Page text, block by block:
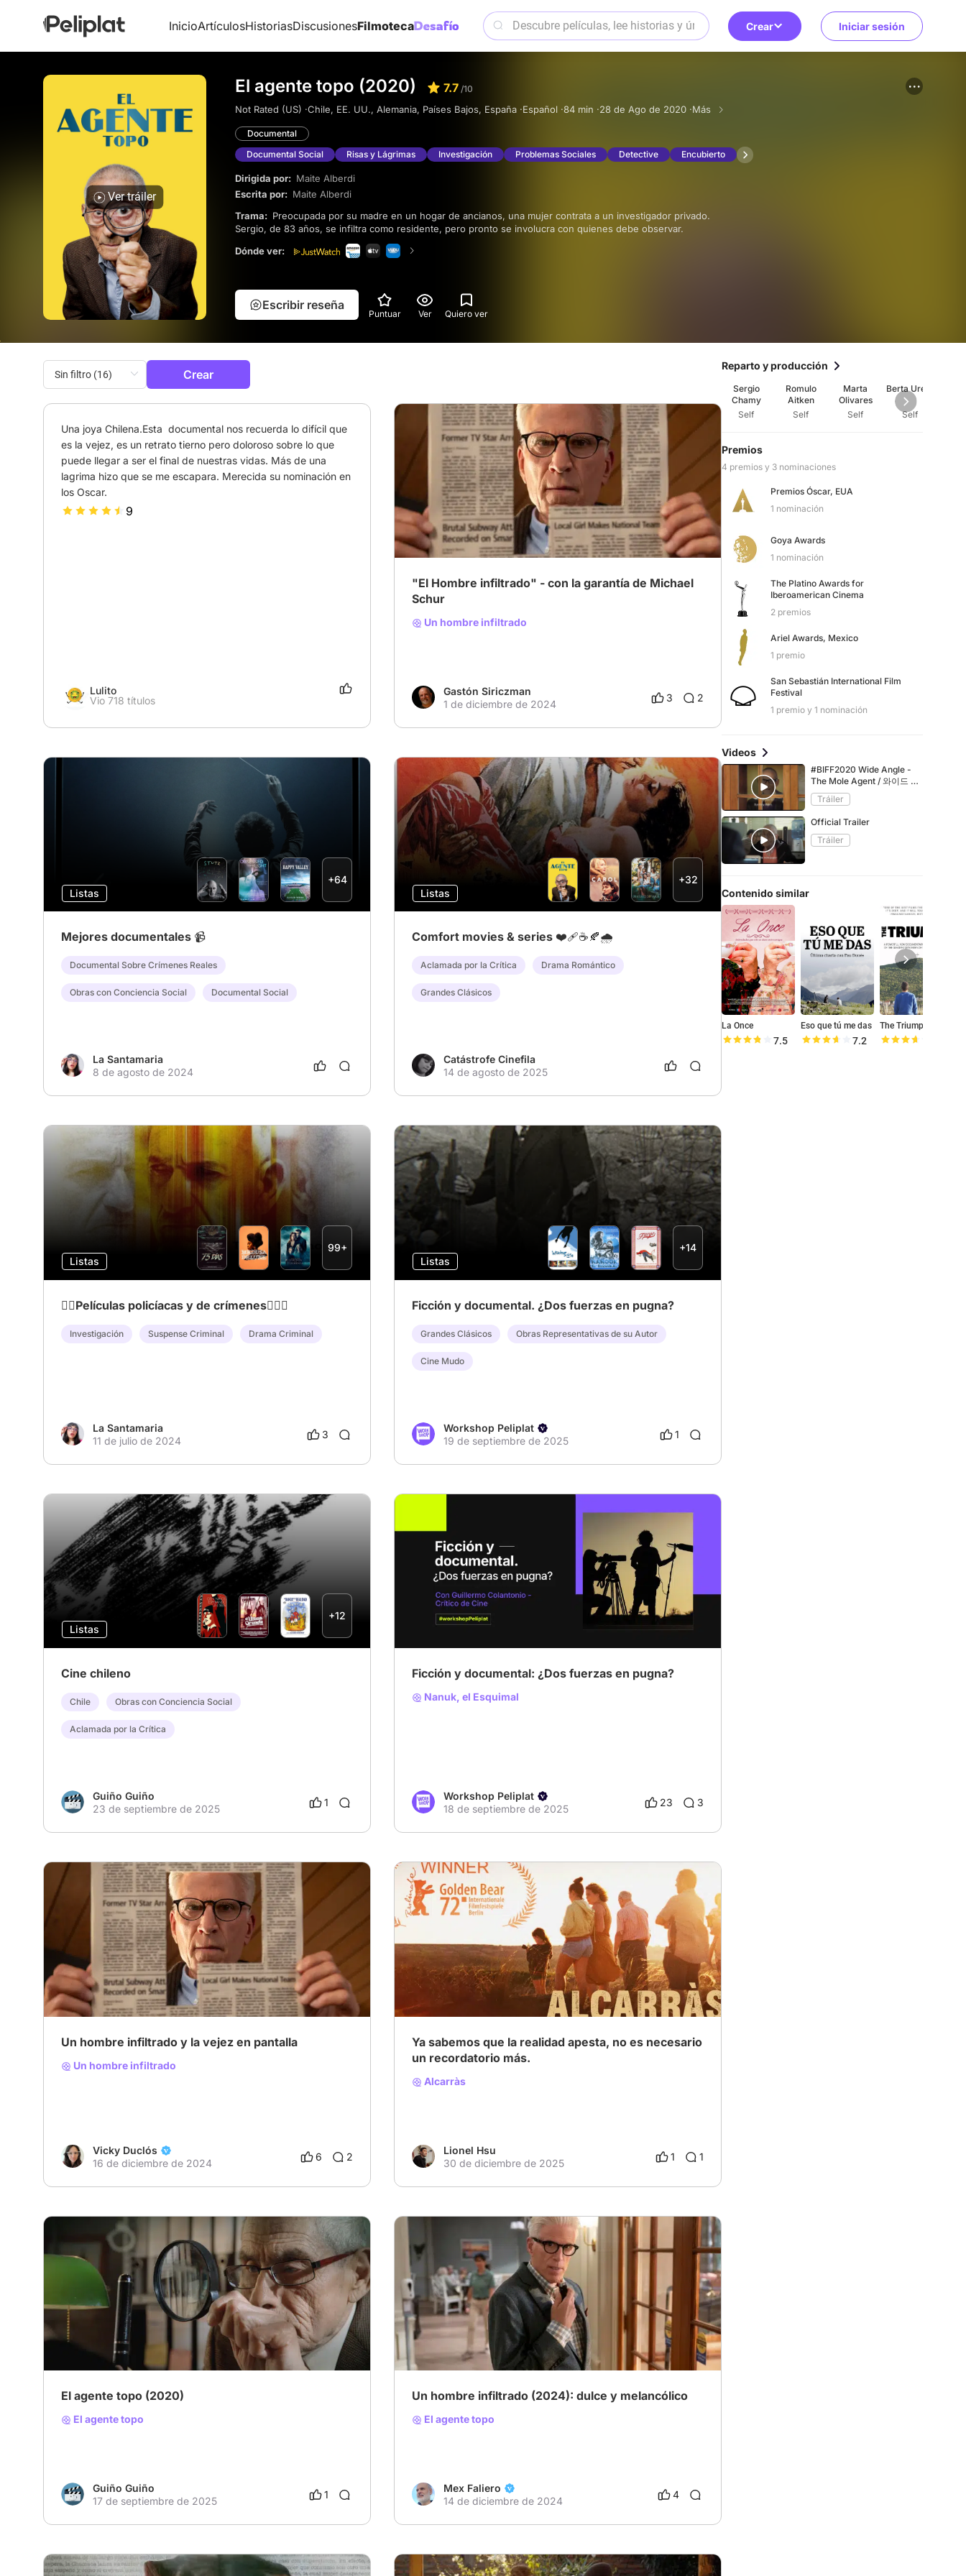
InicioArtículosHistoriasDiscusionesFilmoteca Crear Iniciar sesión
Ver tráiler
El agente topo (2020) 7.7 /10
Not Rated (US) ·Chile, EE. UU., Alemania, Países Bajos, España ·Español ·84 min ·28 de Ago de 2020 ·Más
Documental
Documental Social
Risas y Lágrimas Investigación Problemas Sociales Detective Encubierto
Dirigida por: Maite Alberdi
Escrita por: Maite Alberdi
Trama:
Sergio, de 83 años, se infiltra como residente, pero pronto se involucra con quienes debe observar.
Dónde ver:
Escribir reseña
Puntuar Ver Quiero ver
Crear
Una joya Chilena.Esta  documental nos recuerda lo difícil que
es la vejez, es un retrato tierno pero doloroso sobre lo que
puede llegar a ser el final de nuestras vidas. Más de una
lagrima hizo que se me escapara. Merecida su nominación en
los Oscar.
9
Lulito
Vio 718 títulos
"El Hombre infiltrado" - con la garantía de Michael
Schur
Un hombre infiltrado
Gastón Siriczman
1 de diciembre de 2024
3 2
Listas
+64
Mejores documentales 📹
Documental Sobre Crímenes Reales
Obras con Conciencia Social Documental Social
La Santamaria
8 de agosto de 2024
Listas
+32
Comfort movies & series ❤️‍🩹☕🍂🌧️
Aclamada por la Crítica Drama Romántico
Grandes Clásicos
Catástrofe Cinefila
14 de agosto de 2025
Listas
99+
🕵‍♂️Películas policíacas y de crímenes🕵‍♀️🔎
Investigación Suspense Criminal Drama Criminal
La Santamaria
11 de julio de 2024
3
Listas
+14
Ficción y documental. ¿Dos fuerzas en pugna?
Grandes Clásicos Obras Representativas de su Autor
Cine Mudo
Workshop Peliplat
19 de septiembre de 2025
1
Listas
+12
Cine chileno
Chile Obras con Conciencia Social
Aclamada por la Crítica
Guiño Guiño
23 de septiembre de 2025
1
# Ficción y documental # workshopPeliplat
Ficción y documental: ¿Dos fuerzas en pugna?
Nanuk, el Esquimal
Workshop Peliplat
18 de septiembre de 2025
23 3
# Mi selección para Diciembre # Buena
Un hombre infiltrado y la vejez en pantalla
Un hombre infiltrado
Vicky Duclós
16 de diciembre de 2024
6 2
Ya sabemos que la realidad apesta, no es necesario
un recordatorio más.
Alcarràs
Lionel Hsu
30 de diciembre de 2025
1 1
El agente topo (2020)
El agente topo
Guiño Guiño
17 de septiembre de 2025
1
# sitcom
Un hombre infiltrado (2024): dulce y melancólico
El agente topo
Mex Faliero
14 de diciembre de 2024
4
Reparto y producción
Sergio
Chamy
Self
Romulo
Aitken
Self
Marta
Olivares
Self
Berta Ureta
Self
Premios
4 premios y 3 nominaciones
Premios Óscar, EUA
1 nominación
Goya Awards
1 nominación
The Platino Awards for
Iberoamerican Cinema
2 premios
Ariel Awards, Mexico
1 premio
San Sebastián International Film
Festival
1 premio y 1 nominación
Videos
#BIFF2020 Wide Angle -
The Mole Agent / 와이드 앵
글 - 요양원 비밀요원
Tráiler
Official Trailer
Tráiler
Contenido similar
La Once
7.5
Eso que tú me das
7.2
The Triumph